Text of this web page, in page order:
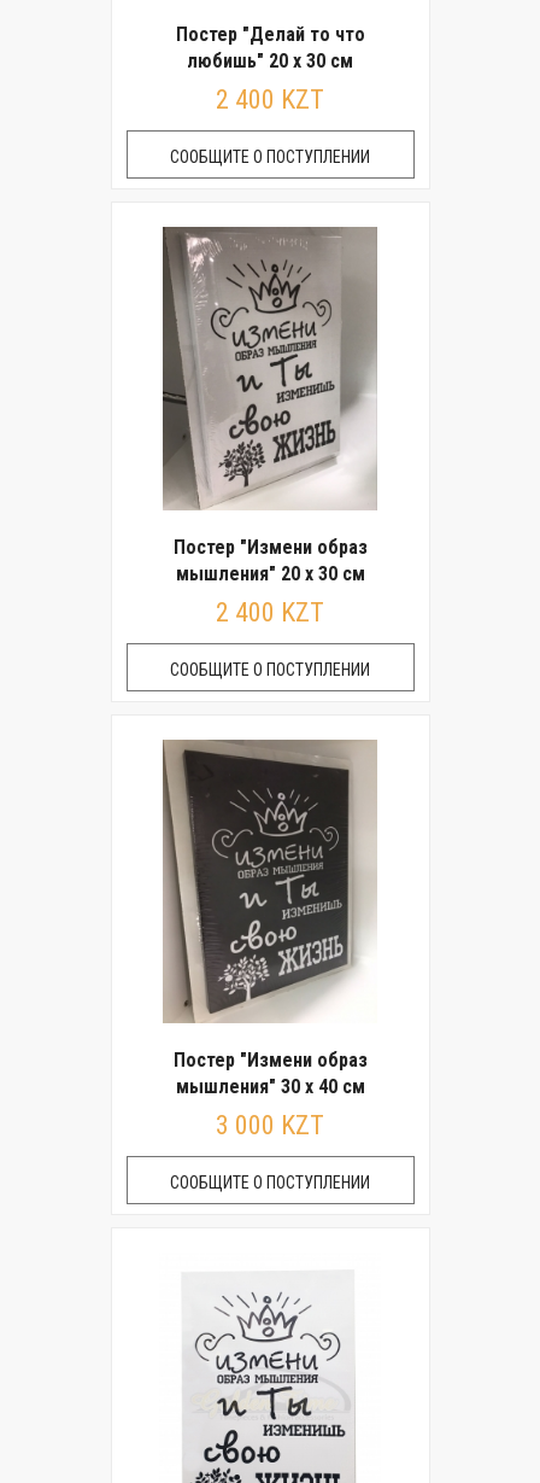
Постер "Делай то что
любишь" 20 x 30 см
2 400 KZT
СООБЩИТЕ О ПОСТУПЛЕНИИ
Постер "Измени образ
мышления" 20 x 30 см
2 400 KZT
СООБЩИТЕ О ПОСТУПЛЕНИИ
Постер "Измени образ
мышления" 30 x 40 см
3 000 KZT
СООБЩИТЕ О ПОСТУПЛЕНИИ